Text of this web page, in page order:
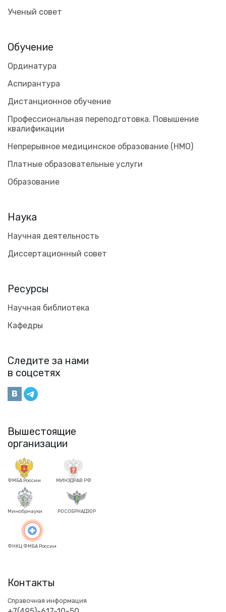
Ученый совет
Обучение
Ординатура
Аспирантура
Дистанционное обучение
Профессиональная переподготовка. Повышение
квалификации
Непрерывное медицинское образование (НМО)
Платные образовательные услуги
Образование
Наука
Научная деятельность
Диссертационный совет
Ресурсы
Научная библиотека
Кафедры
Следите за нами
в соцсетях
Вышестоящие
организации
ФМБА России МИНЗДРАВ РФ
Минобрнауки РОСОБРНАДЗОР
ФНКЦ ФМБА России
Контакты
Справочная информация